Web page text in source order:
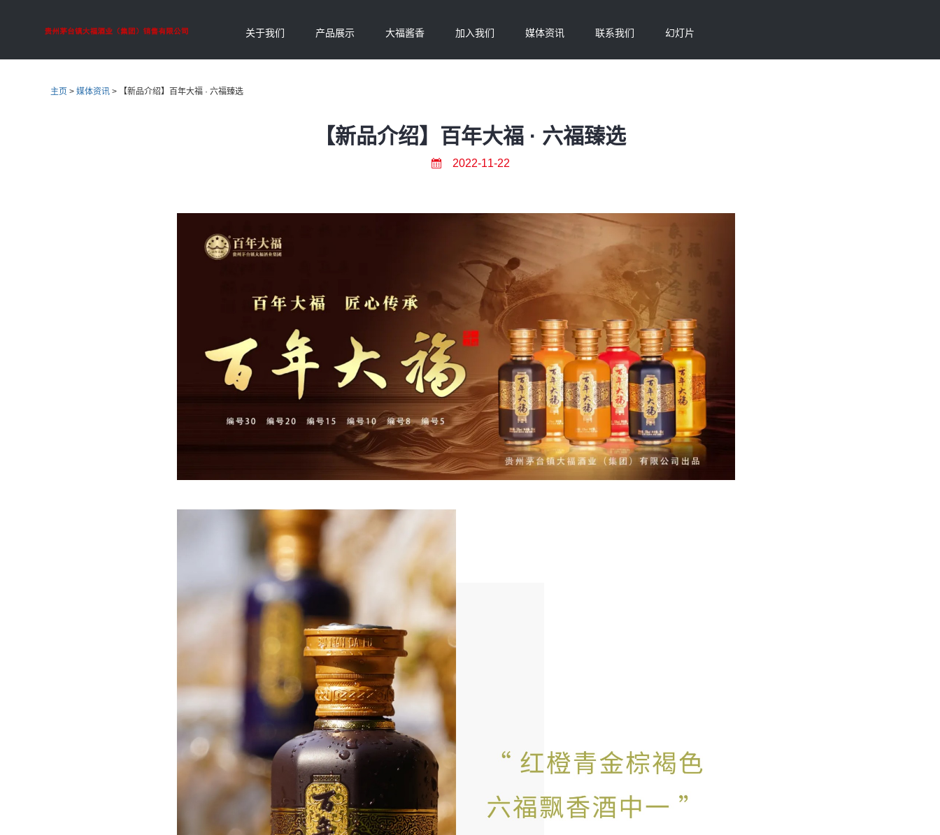
关于我们 产品展示 大福酱香 加入我们 媒体资讯 联系我们 幻灯片
主页 > 媒体资讯 > 【新品介绍】百年大福 · 六福臻选
【新品介绍】百年大福 · 六福臻选
2022-11-22